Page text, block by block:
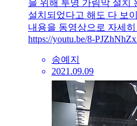
을 위해 투명 가림막 설치
설치되었다고 해도 다 보
내용을 동영상으로 자세
https://youtu.be/8-
송예지
2021.09.09